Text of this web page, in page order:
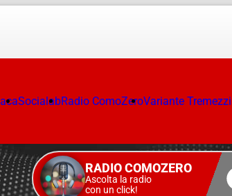
SocialabRadio ComoZeroVariante
RADIO COMOZERO
Ascolta la radio
con un click!